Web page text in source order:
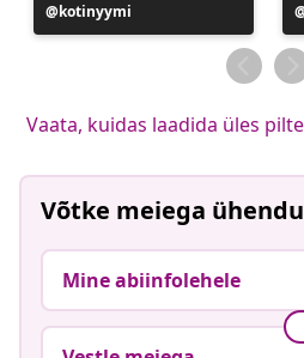
Postitus
avaldatud
kotinyymi
Vaata, kuidas laadida üles pilte
Võtke meiega
Mine abiinfolehele